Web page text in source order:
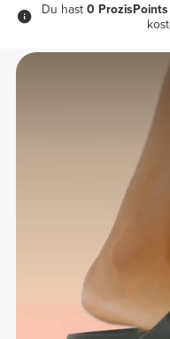
Du hast 0 ProzisPoints